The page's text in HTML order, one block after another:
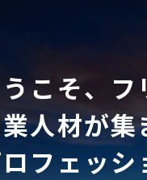
こそ、フ
人材が集
フェッ